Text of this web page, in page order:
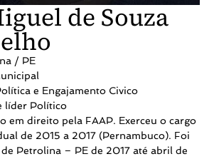
de Souza
/ PE
e Engajamento Civico
líder Político
em direito pela FAAP. Exerceu o cargo
de 2015 a 2017 (Pernambuco). Foi
Petrolina – PE de 2017 até abril de